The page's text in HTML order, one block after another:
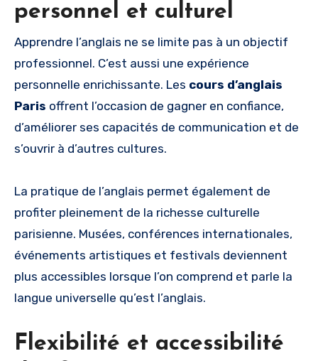
personnel et culturel
Apprendre l’anglais ne se limite pas à un objectif
professionnel. C’est aussi une expérience
personnelle enrichissante. Les cours d’anglais
Paris offrent l’occasion de gagner en confiance,
d’améliorer ses capacités de communication et de
s’ouvrir à d’autres cultures.
La pratique de l’anglais permet également de
profiter pleinement de la richesse culturelle
parisienne. Musées, conférences internationales,
événements artistiques et festivals deviennent
plus accessibles lorsque l’on comprend et parle la
langue universelle qu’est l’anglais.
Flexibilité et accessibilité